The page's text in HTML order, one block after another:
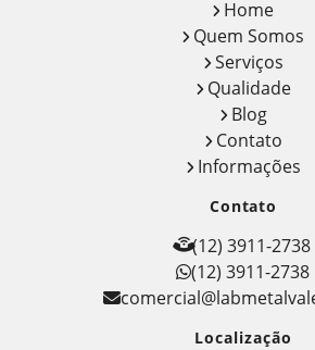
Home
Quem Somos
Serviços
Qualidade
Blog
Contato
Informações
Contato
(12) 3911-2738
(12) 3911-2738
Localização